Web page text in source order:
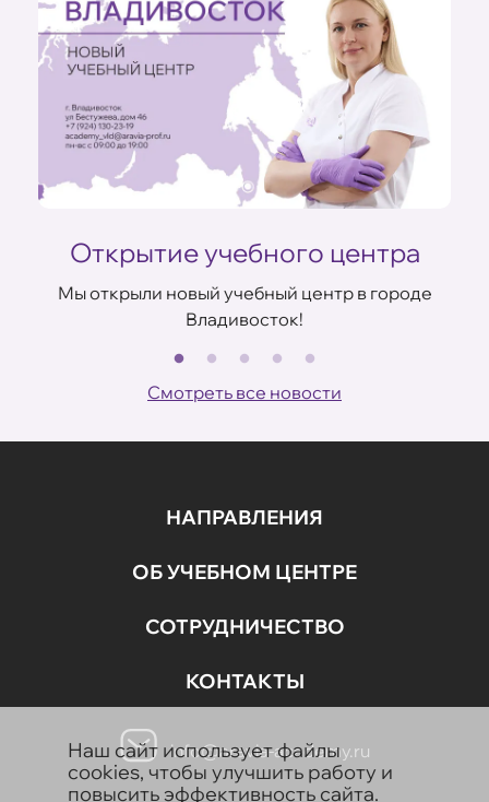
Открытие учебного центра
Мы открыли новый учебный центр в городе
Владивосток!
Смотреть все новости
НАПРАВЛЕНИЯ
ОБ УЧЕБНОМ ЦЕНТРЕ
СОТРУДНИЧЕСТВО
КОНТАКТЫ
info@aravia-academy.ru
Наш сайт использует файлы
cookies, чтобы улучшить работу и
повысить эффективность сайта.